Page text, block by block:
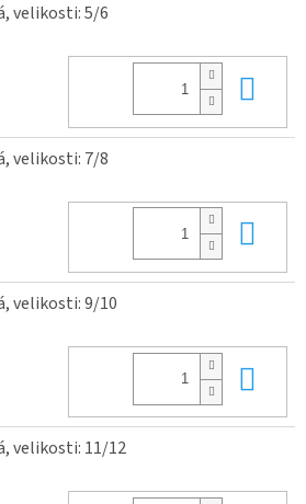
velikosti: 5/6
velikosti: 7/8
velikosti: 9/10
velikosti: 11/12